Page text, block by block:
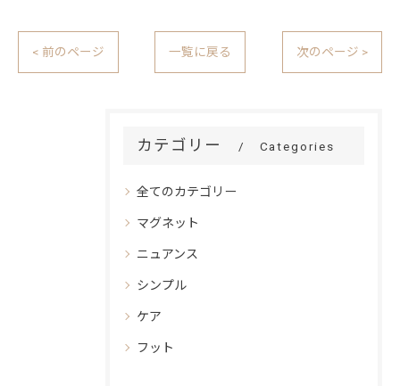
< 前のページ 一覧に戻る 次のページ >
カテゴリー Categories
全てのカテゴリー
マグネット
ニュアンス
シンプル
ケア
フット